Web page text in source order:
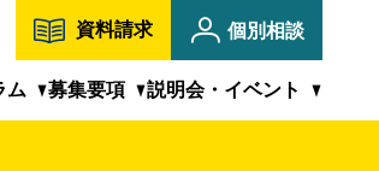
資料請求 個別相談
ム 募集要項 説明会・イベント